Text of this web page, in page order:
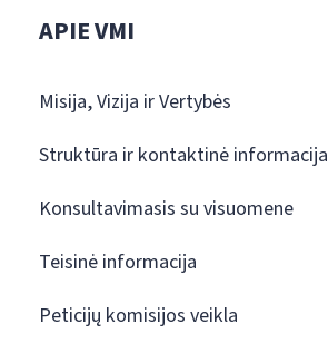
APIE VMI
Misija, Vizija ir Vertybės
Struktūra ir kontaktinė informacija
Konsultavimasis su visuomene
Teisinė informacija
Peticijų komisijos veikla